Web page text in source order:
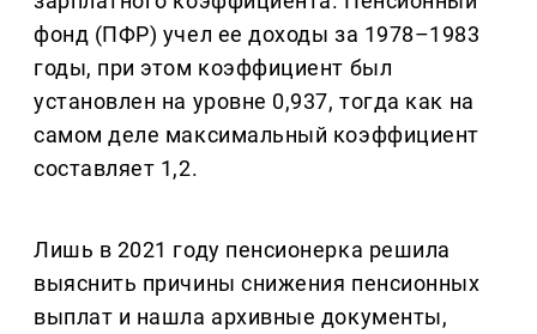
фонд (ПФР) учел ее доходы за 1978–1983
годы, при этом коэффициент был
установлен на уровне 0,937, тогда как на
самом деле максимальный коэффициент
составляет 1,2.
Лишь в 2021 году пенсионерка решила
выяснить причины снижения пенсионных
выплат и нашла архивные документы,